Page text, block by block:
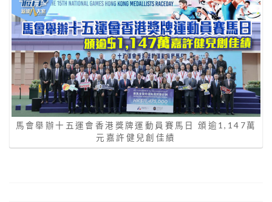
馬會舉辦十五運會香港獎牌運動員賽馬日 頒逾1,147萬
元嘉許健兒創佳績